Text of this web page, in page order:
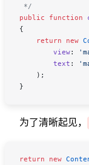
*/
public function
{
    return
new
        view
:
        text
:
    );
}
为了清晰起见，
return new